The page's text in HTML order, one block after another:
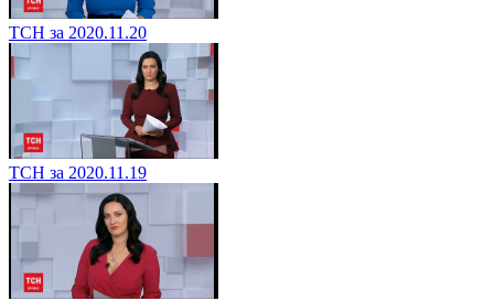
ТСН за 2020.11.20
ТСН за 2020.11.19